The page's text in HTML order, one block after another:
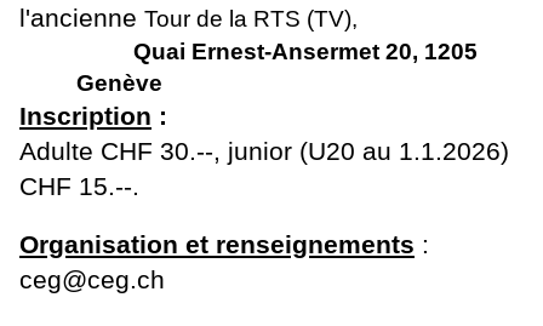
l'ancienne Tour de la RTS (TV),
Quai Ernest-Ansermet 20, 1205
Genève
Inscription :
Adulte CHF 30.--, junior (U20 au 1.1.2026)
CHF 15.--.
Organisation et renseignements :
ceg@ceg.ch